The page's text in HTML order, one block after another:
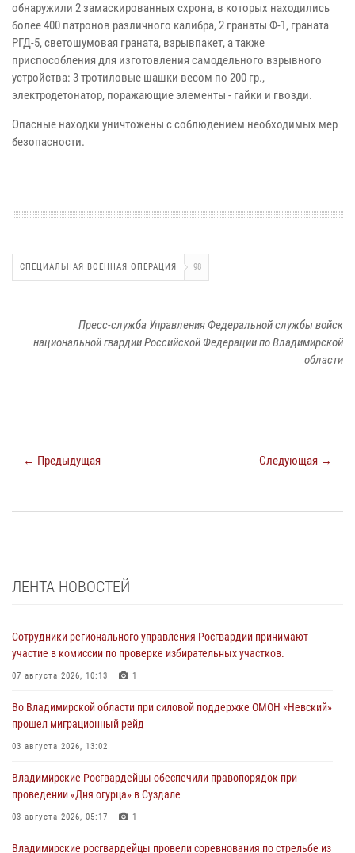
обнаружили 2 замаскированных схрона, в которых находились
более 400 патронов различного калибра, 2 гранаты Ф-1, граната
РГД-5, светошумовая граната, взрывпакет, а также
приспособления для изготовления самодельного взрывного
устройства: 3 тротиловые шашки весом по 200 гр.,
электродетонатор, поражающие элементы - гайки и гвозди.
Опасные находки уничтожены с соблюдением необходимых мер
безопасности.
СПЕЦИАЛЬНАЯ ВОЕННАЯ ОПЕРАЦИЯ 98
Пресс-служба Управления Федеральной службы войск
национальной гвардии Российской Федерации по Владимирской
области
← Предыдущая Следующая →
ЛЕНТА НОВОСТЕЙ
Сотрудники регионального управления Росгвардии принимают
участие в комиссии по проверке избирательных участков.
07 августа 2026, 10:13 1
Во Владимирской области при силовой поддержке ОМОН «Невский»
прошел миграционный рейд
03 августа 2026, 13:02
Владимирские Росгвардейцы обеспечили правопорядок при
проведении «Дня огурца» в Суздале
03 августа 2026, 05:17 1
Владимирские росгвардейцы провели соревнования по стрельбе из